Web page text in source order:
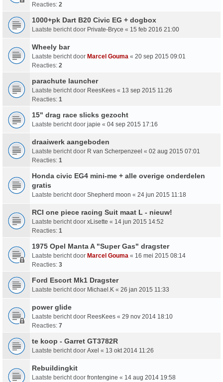
Reacties: 2
1000+pk Dart B20 Civic EG + dogbox
Laatste bericht door Private-Bryce « 15 feb 2016 21:00
Wheely bar
Laatste bericht door Marcel Gouma « 20 sep 2015 09:01
Reacties: 2
parachute launcher
Laatste bericht door ReesKees « 13 sep 2015 11:26
Reacties: 1
15" drag race slicks gezocht
Laatste bericht door japie « 04 sep 2015 17:16
draaiwerk aangeboden
Laatste bericht door R van Scherpenzeel « 02 aug 2015 07:01
Reacties: 1
Honda civic EG4 mini-me + alle overige onderdelen
gratis
Laatste bericht door Shepherd moon « 24 jun 2015 11:18
RCI one piece racing Suit maat L - nieuw!
Laatste bericht door xLisette « 14 jun 2015 14:52
Reacties: 1
1975 Opel Manta A "Super Gas" dragster
Laatste bericht door Marcel Gouma « 16 mei 2015 08:14
Reacties: 3
Ford Escort Mk1 Dragster
Laatste bericht door Michael.K « 26 jan 2015 11:33
power glide
Laatste bericht door ReesKees « 29 nov 2014 18:10
Reacties: 7
te koop - Garret GT3782R
Laatste bericht door Axel « 13 okt 2014 11:26
Rebuildingkit
Laatste bericht door frontengine « 14 aug 2014 19:58